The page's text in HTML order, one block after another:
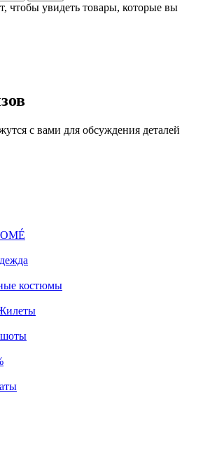
чтобы увидеть товары, которые вы
с вами для обсуждения деталей
костюмы